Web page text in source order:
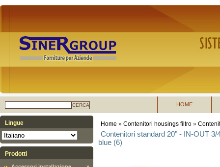
CERCA HOME
Lingue
Prodotti
Home » Contenitori housings filtro »
Contenitori standard 20" - IN-OUT
blue (6)